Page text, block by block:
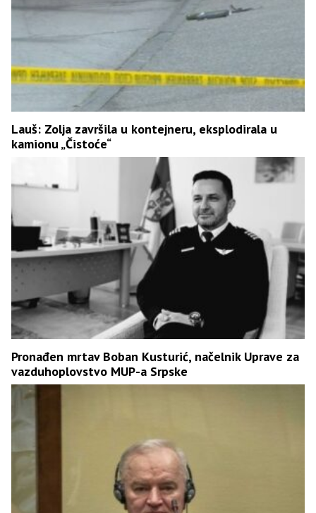
Lauš: Zolja završila u kontejneru, eksplodirala u
kamionu „Čistoće“
Pronađen mrtav Boban Kusturić, načelnik Uprave za
vazduhoplovstvo MUP-a Srpske